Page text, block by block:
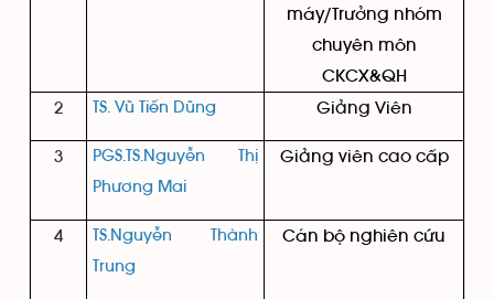
máy/Trưởng nhóm
chuyên môn
CKCX&QH
2
TS. Vũ Tiến Dũng Giảng Viên
3
PGS.TS.Nguyễn Thị
Phương Mai
Giảng viên cao cấp
4
TS.Nguyễn Thành
Trung
Cán bộ nghiên cứu